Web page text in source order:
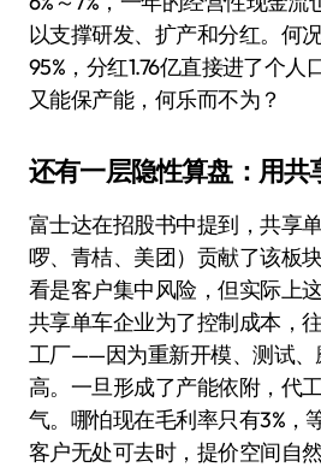
以支撑研发、扩产和分红。何
95%，分红1.76亿直接进了个
又能保产能，何乐而不为？
还有一层隐性算盘：用共
富士达在招股书中提到，共享
啰、青桔、美团）贡献了该板
看是客户集中风险，但实际上
共享单车企业为了控制成本，
工厂——因为重新开模、测试、
高。一旦形成了产能依附，代
气。哪怕现在毛利率只有3%，
客户无处可去时，提价空间自